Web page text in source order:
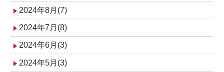
2024年8月(7)
2024年7月(8)
2024年6月(3)
2024年5月(3)